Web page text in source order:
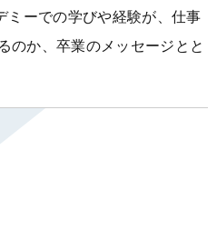
講師の腕自慢
画紹介
ス 資料請求
ミーでの学びや経験が、仕事
のか、卒業のメッセージとと